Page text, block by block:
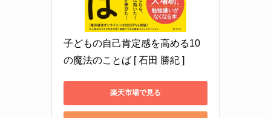
子どもの自己肯定感を高める10
の魔法のことば [ 石田 勝紀 ]
楽天市場で見る